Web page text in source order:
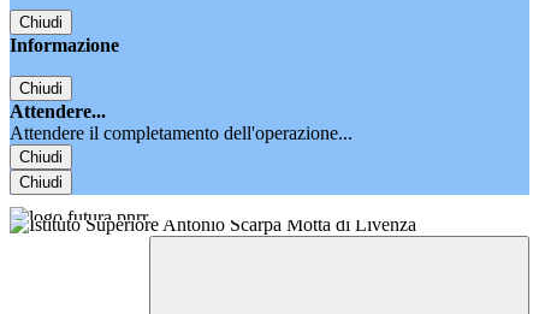
Chiudi
Informazione
Chiudi
Attendere...
Attendere il completamento dell'operazione...
Chiudi
Chiudi